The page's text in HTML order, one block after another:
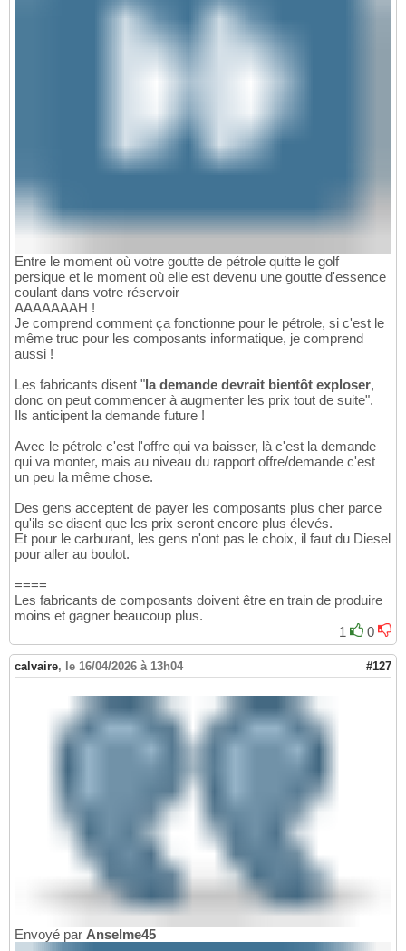
Entre le moment où votre goutte de pétrole quitte le golf
persique et le moment où elle est devenu une goutte d'essence
coulant dans votre réservoir
AAAAAAAH !
Je comprend comment ça fonctionne pour le pétrole, si c'est le
même truc pour les composants informatique, je comprend
aussi !
Les fabricants disent "la demande devrait bientôt exploser,
donc on peut commencer à augmenter les prix tout de suite".
Ils anticipent la demande future !
Avec le pétrole c'est l'offre qui va baisser, là c'est la demande
qui va monter, mais au niveau du rapport offre/demande c'est
un peu la même chose.
Des gens acceptent de payer les composants plus cher parce
qu'ils se disent que les prix seront encore plus élevés.
Et pour le carburant, les gens n'ont pas le choix, il faut du Diesel
pour aller au boulot.
====
Les fabricants de composants doivent être en train de produire
moins et gagner beaucoup plus.
1
0
calvaire, le 16/04/2026 à 13h04 #127
Envoyé par Anselme45